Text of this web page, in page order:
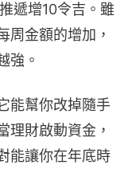
遞增10令吉。雖
周金額的增加，
強。
能幫你改掉隨手
理財啟動資金，
能讓你在年底時